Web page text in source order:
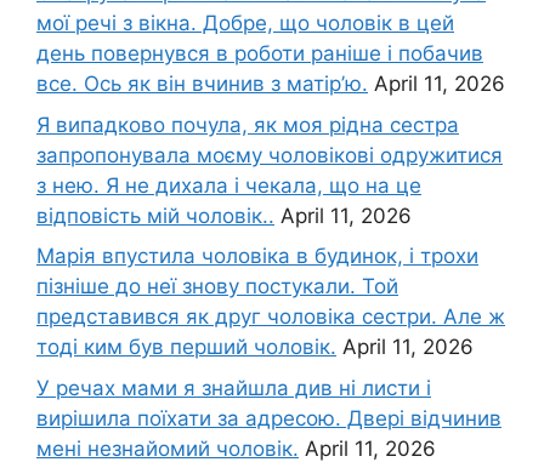
мої речі з вікна. Добре, що чоловік в цей
день повернувся в роботи раніше і побачив
все. Ось як він вчинив з матір’ю. April 11, 2026
Я випадково почула, як моя рідна сестра
запропонувала моєму чоловікові одружитися
з нею. Я не дихала і чекала, що на це
відповість мій чоловік.. April 11, 2026
Марія впустила чоловіка в будинок, і трохи
пізніше до неї знову постукали. Той
представився як друг чоловіка сестри. Але ж
тоді ким був перший чоловік. April 11, 2026
У речах мами я знайшла див ні листи і
вирішила поїхати за адресою. Двері відчинив
мені незнайомий чоловік. April 11, 2026